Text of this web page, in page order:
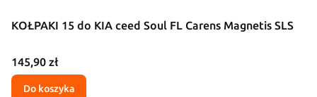
KOŁPAKI 15 do KIA ceed Soul FL Carens Magnetis SLS
Cena
145,90 zł
Do koszyka